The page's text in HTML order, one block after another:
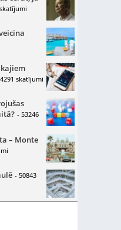
skatījumi
- 53246
– Monte
- 50843